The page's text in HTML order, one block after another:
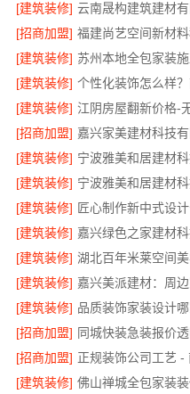
[建筑装修]
[招商加盟]
[建筑装修]
[建筑装修] 个性化装饰怎么样
[建筑装修] 江阴房屋翻新价格-
[招商加盟] 嘉兴家美建材科技
[建筑装修] 宁波雅美和居建材
[建筑装修] 宁波雅美和居建材
[建筑装修] 匠心制作新中式设
[建筑装修] 嘉兴绿色之家建材
[建筑装修]
[建筑装修] 嘉兴美派建材：周
[建筑装修]
[招商加盟] 同城快装急装报价
[招商加盟] 正规装饰公司工艺 -
[建筑装修] 佛山禅城全包家装